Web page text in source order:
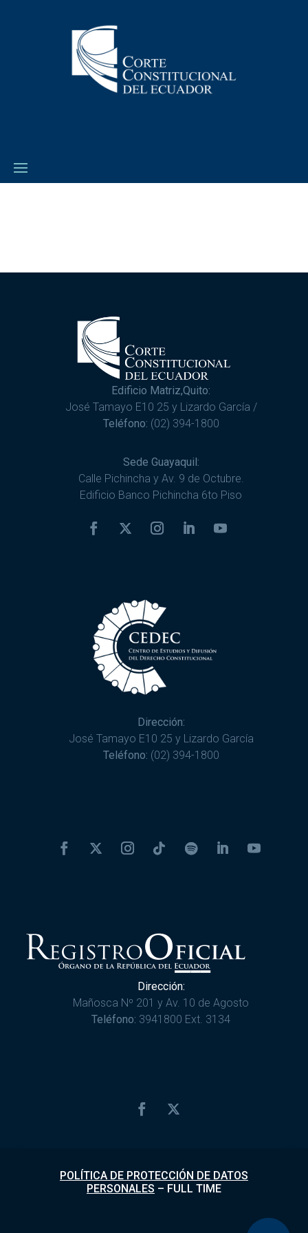
Edificio Matriz,Quito:
José Tamayo E10 25 y Lizardo García /
Teléfono: (02) 394-1800
Sede Guayaquil:
Calle Pichincha y Av. 9 de Octubre.
Edificio Banco Pichincha 6to Piso
Dirección:
José Tamayo E10 25 y Lizardo García
Teléfono: (02) 394-1800
Dirección:
Mañosca Nº 201 y Av. 10 de Agosto
Teléfono: 3941800 Ext. 3134
POLÍTICA DE PROTECCIÓN DE DATOS
PERSONALES – FULL TIME